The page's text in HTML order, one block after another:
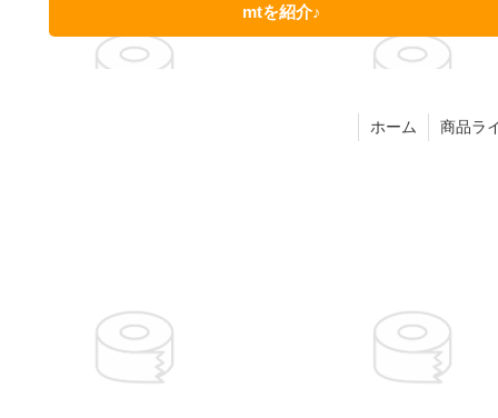
mtを紹介♪
ホーム 商品ラ